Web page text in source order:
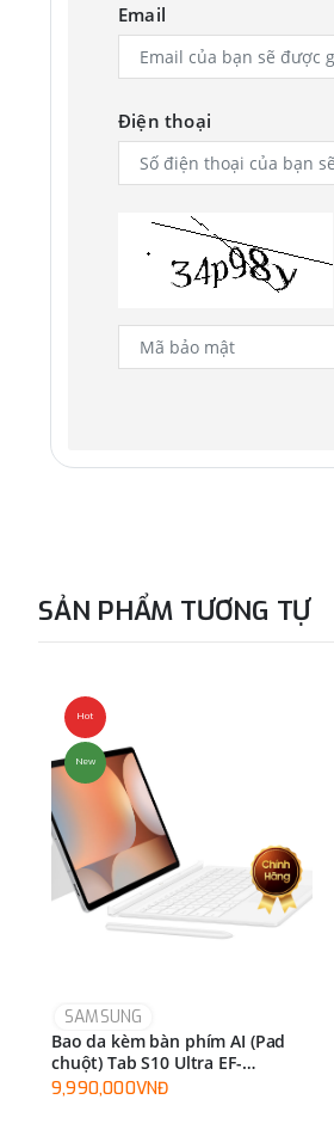
Email
Điện thoại
SẢN PHẨM TƯƠNG TỰ
Hot
New
SAMSUNG
Bao da kèm bàn phím AI (Pad
chuột) Tab S10 Ultra EF-
DX925UBEGWW
9,990,000VNĐ